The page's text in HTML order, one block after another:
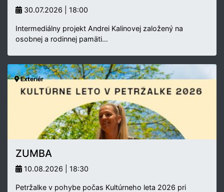
30.07.2026 | 18:00
Intermediálny projekt Andrei Kalinovej založený na
osobnej a rodinnej pamäti…
Exteriér
ZUMBA
10.08.2026 | 18:30
Petržalke v pohybe počas Kultúrneho leta 2026 pri